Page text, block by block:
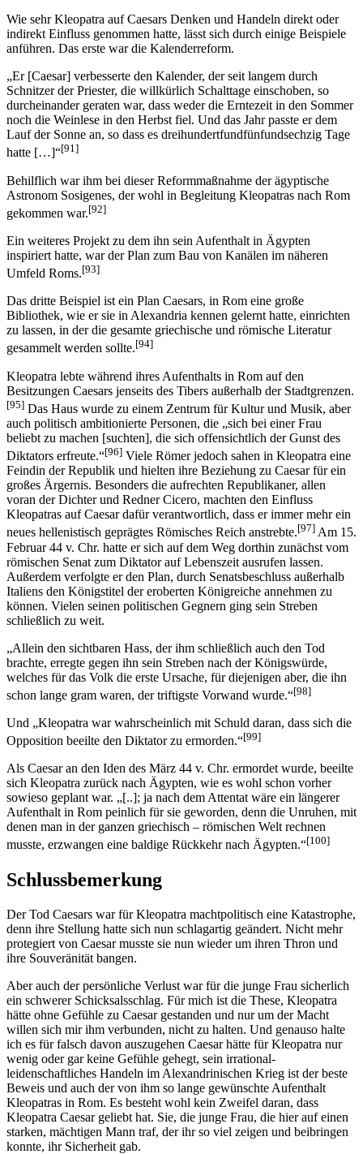
Wie sehr Kleopatra auf Caesars Denken und Handeln direkt oder
indirekt Einfluss genommen hatte, lässt sich durch einige Beispiele
anführen. Das erste war die Kalenderreform.
„Er [Caesar] verbesserte den Kalender, der seit langem durch
Schnitzer der Priester, die willkürlich Schalttage einschoben, so
durcheinander geraten war, dass weder die Erntezeit in den Sommer
noch die Weinlese in den Herbst fiel. Und das Jahr passte er dem
Lauf der Sonne an, so dass es dreihundertfundfünfundsechzig Tage
hatte […]“[91]
Behilflich war ihm bei dieser Reformmaßnahme der ägyptische
Astronom Sosigenes, der wohl in Begleitung Kleopatras nach Rom
gekommen war.[92]
Ein weiteres Projekt zu dem ihn sein Aufenthalt in Ägypten
inspiriert hatte, war der Plan zum Bau von Kanälen im näheren
Umfeld Roms.[93]
Das dritte Beispiel ist ein Plan Caesars, in Rom eine große
Bibliothek, wie er sie in Alexandria kennen gelernt hatte, einrichten
zu lassen, in der die gesamte griechische und römische Literatur
gesammelt werden sollte.[94]
Kleopatra lebte während ihres Aufenthalts in Rom auf den
Besitzungen Caesars jenseits des Tibers außerhalb der Stadtgrenzen.
[95] Das Haus wurde zu einem Zentrum für Kultur und Musik, aber
auch politisch ambitionierte Personen, die „sich bei einer Frau
beliebt zu machen [suchten], die sich offensichtlich der Gunst des
Diktators erfreute.“[96] Viele Römer jedoch sahen in Kleopatra eine
Feindin der Republik und hielten ihre Beziehung zu Caesar für ein
großes Ärgernis. Besonders die aufrechten Republikaner, allen
voran der Dichter und Redner Cicero, machten den Einfluss
Kleopatras auf Caesar dafür verantwortlich, dass er immer mehr ein
neues hellenistisch geprägtes Römisches Reich anstrebte.[97] Am 15.
Februar 44 v. Chr. hatte er sich auf dem Weg dorthin zunächst vom
römischen Senat zum Diktator auf Lebenszeit ausrufen lassen.
Außerdem verfolgte er den Plan, durch Senatsbeschluss außerhalb
Italiens den Königstitel der eroberten Königreiche annehmen zu
können. Vielen seinen politischen Gegnern ging sein Streben
schließlich zu weit.
„Allein den sichtbaren Hass, der ihm schließlich auch den Tod
brachte, erregte gegen ihn sein Streben nach der Königswürde,
welches für das Volk die erste Ursache, für diejenigen aber, die ihn
schon lange gram waren, der triftigste Vorwand wurde.“[98]
Und „Kleopatra war wahrscheinlich mit Schuld daran, dass sich die
Opposition beeilte den Diktator zu ermorden.“[99]
Als Caesar an den Iden des März 44 v. Chr. ermordet wurde, beeilte
sich Kleopatra zurück nach Ägypten, wie es wohl schon vorher
sowieso geplant war. „[..]; ja nach dem Attentat wäre ein längerer
Aufenthalt in Rom peinlich für sie geworden, denn die Unruhen, mit
denen man in der ganzen griechisch – römischen Welt rechnen
musste, erzwangen eine baldige Rückkehr nach Ägypten.“[100]
Schlussbemerkung
Der Tod Caesars war für Kleopatra machtpolitisch eine Katastrophe,
denn ihre Stellung hatte sich nun schlagartig geändert. Nicht mehr
protegiert von Caesar musste sie nun wieder um ihren Thron und
ihre Souveränität bangen.
Aber auch der persönliche Verlust war für die junge Frau sicherlich
ein schwerer Schicksalsschlag. Für mich ist die These, Kleopatra
hätte ohne Gefühle zu Caesar gestanden und nur um der Macht
willen sich mir ihm verbunden, nicht zu halten. Und genauso halte
ich es für falsch davon auszugehen Caesar hätte für Kleopatra nur
wenig oder gar keine Gefühle gehegt, sein irrational-
leidenschaftliches Handeln im Alexandrinischen Krieg ist der beste
Beweis und auch der von ihm so lange gewünschte Aufenthalt
Kleopatras in Rom. Es besteht wohl kein Zweifel daran, dass
Kleopatra Caesar geliebt hat. Sie, die junge Frau, die hier auf einen
starken, mächtigen Mann traf, der ihr so viel zeigen und beibringen
konnte, ihr Sicherheit gab.